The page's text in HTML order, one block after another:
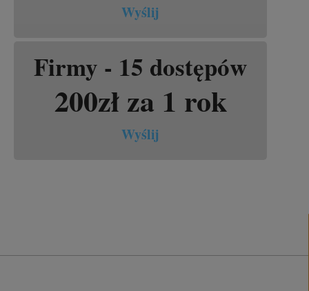
Wyślij
Firmy - 15 dostępów
200zł za 1 rok
Wyślij